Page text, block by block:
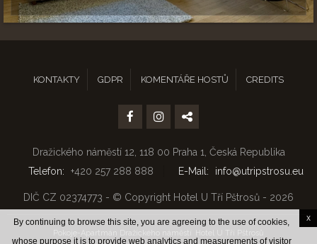
KONTAKTY GDPR KOMENTÁŘE HOSTŮ CREDITS
Dražického náměstí 12, 118 00 Praha 1, Česká Republika
Telefon
+420 257 288 888 E-Mail info@utripstrosu.eu
DIČ CZ 02374773 - © Copyright Hotel U Tří Pštrosů - 2026
Pokoje-Apartmán Dražického náměstí Hotel U Tří Pštrosů
By continuing to browse this site, you are agreeing to the use of cookies,
whose purpose it is to provide web analytics and measurements of visitor
x